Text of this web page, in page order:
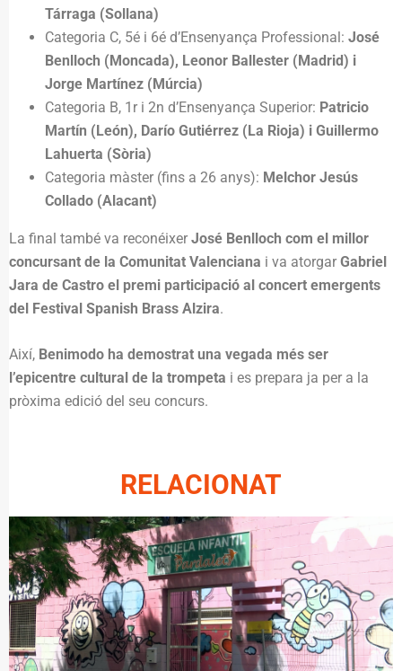
Tárraga (Sollana)
Categoria C, 5é i 6é d’Ensenyança Professional: José
Benlloch (Moncada), Leonor Ballester (Madrid) i
Jorge Martínez (Múrcia)
Categoria B, 1r i 2n d’Ensenyança Superior: Patricio
Martín (León), Darío Gutiérrez (La Rioja) i Guillermo
Lahuerta (Sòria)
Categoria màster (fins a 26 anys): Melchor Jesús
Collado (Alacant)
La final també va reconéixer José Benlloch com el millor
concursant de la Comunitat Valenciana i va atorgar Gabriel
Jara de Castro el premi participació al concert emergents
del Festival Spanish Brass Alzira.
Així, Benimodo ha demostrat una vegada més ser
l’epicentre cultural de la trompeta i es prepara ja per a la
pròxima edició del seu concurs.
RELACIONAT